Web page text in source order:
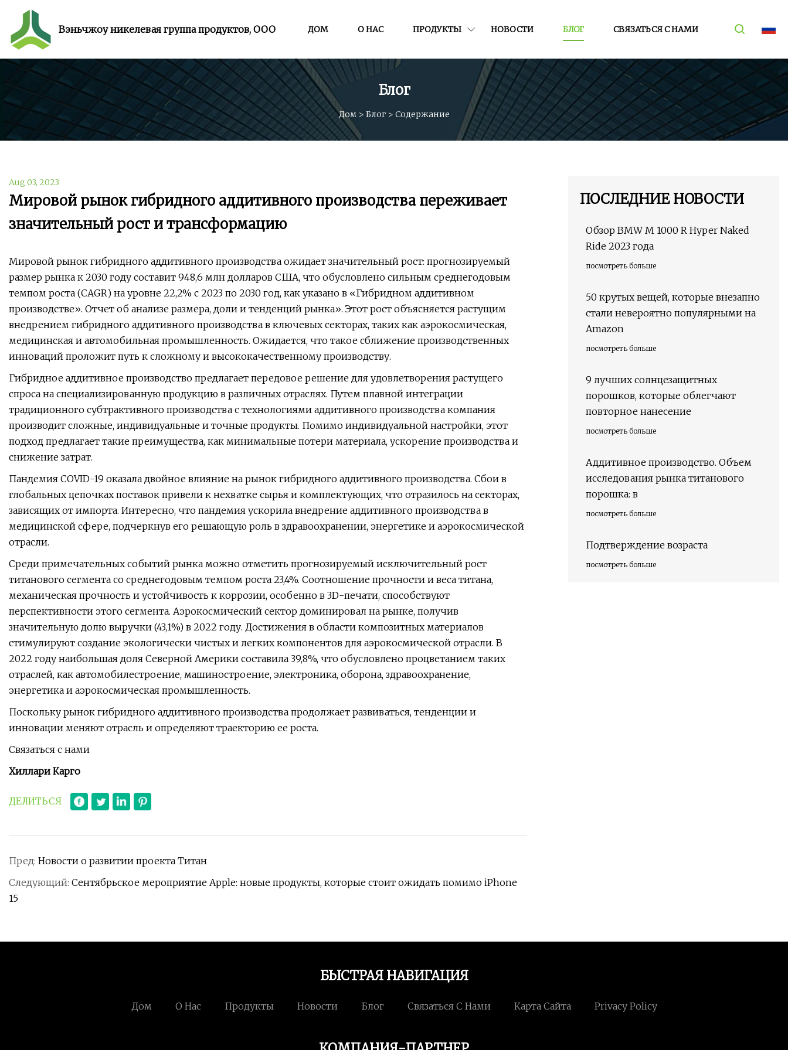
Вэньчжоу никелевая группа продуктов, ООО ДОМ О НАС ПРОДУКТЫ НОВОСТИ БЛОГ СВЯЗАТЬСЯ С НАМИ
Блог
Дом > Блог> Содержание
Aug 03, 2023
Мировой рынок гибридного аддитивного производства переживает
значительный рост и трансформацию
Мировой рынок гибридного аддитивного производства ожидает значительный рост: прогнозируемый
размер рынка к 2030 году составит 948,6 млн долларов США, что обусловлено сильным среднегодовым
темпом роста (CAGR) на уровне 22,2% с 2023 по 2030 год, как указано в «Гибридном аддитивном
производстве». Отчет об анализе размера, доли и тенденций рынка». Этот рост объясняется растущим
внедрением гибридного аддитивного производства в ключевых секторах, таких как аэрокосмическая,
медицинская и автомобильная промышленность. Ожидается, что такое сближение производственных
инноваций проложит путь к сложному и высококачественному производству.
Гибридное аддитивное производство предлагает передовое решение для удовлетворения растущего
спроса на специализированную продукцию в различных отраслях. Путем плавной интеграции
традиционного субтрактивного производства с технологиями аддитивного производства компания
производит сложные, индивидуальные и точные продукты. Помимо индивидуальной настройки, этот
подход предлагает такие преимущества, как минимальные потери материала, ускорение производства и
снижение затрат.
Пандемия COVID-19 оказала двойное влияние на рынок гибридного аддитивного производства. Сбои в
глобальных цепочках поставок привели к нехватке сырья и комплектующих, что отразилось на секторах,
зависящих от импорта. Интересно, что пандемия ускорила внедрение аддитивного производства в
медицинской сфере, подчеркнув его решающую роль в здравоохранении, энергетике и аэрокосмической
отрасли.
Среди примечательных событий рынка можно отметить прогнозируемый исключительный рост
титанового сегмента со среднегодовым темпом роста 23,4%. Соотношение прочности и веса титана,
механическая прочность и устойчивость к коррозии, особенно в 3D-печати, способствуют
перспективности этого сегмента. Аэрокосмический сектор доминировал на рынке, получив
значительную долю выручки (43,1%) в 2022 году. Достижения в области композитных материалов
стимулируют создание экологически чистых и легких компонентов для аэрокосмической отрасли. В
2022 году наибольшая доля Северной Америки составила 39,8%, что обусловлено процветанием таких
отраслей, как автомобилестроение, машиностроение, электроника, оборона, здравоохранение,
энергетика и аэрокосмическая промышленность.
Поскольку рынок гибридного аддитивного производства продолжает развиваться, тенденции и
инновации меняют отрасль и определяют траекторию ее роста.
Связаться с нами
Хиллари Карго
ДЕЛИТЬСЯ
Пред: Новости о развитии проекта Титан
Следующий: Сентябрьское мероприятие Apple: новые продукты, которые стоит ожидать помимо iPhone
15
ПОСЛЕДНИЕ НОВОСТИ
Обзор BMW M 1000 R Hyper Naked
Ride 2023 года
посмотреть больше
50 крутых вещей, которые внезапно
стали невероятно популярными на
Amazon
посмотреть больше
9 лучших солнцезащитных
порошков, которые облегчают
повторное нанесение
посмотреть больше
Аддитивное производство. Объем
исследования рынка титанового
порошка: в
посмотреть больше
Подтверждение возраста
посмотреть больше
БЫСТРАЯ НАВИГАЦИЯ
Дом О Нас Продукты Новости Блог Связаться С Нами Карта Сайта Privacy Policy